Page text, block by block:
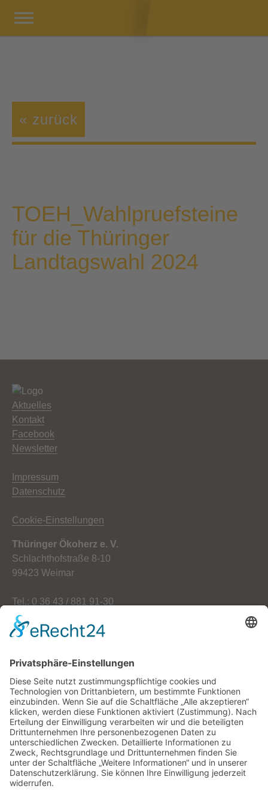
« zurück
TOEH_Wahlpruefsteine
für die Thüringer
Landtagswahl 2024
Aktuelles
Kontakt
Facebook
Newsletter
Impressum
Datenschutz
Cookie-Einstellungen
Thüringer Ökoherz e. V.
Schlachthofstraße 8-10
99423 Weimar
Tel.: 0 36 43 / 881 91-30
Fax: 0 36 43 / 881 91-59
E-Mail: info[at]oekoherz.de
Vereinsvorsitzende:
Maria Streitferdt
Suche
nach: